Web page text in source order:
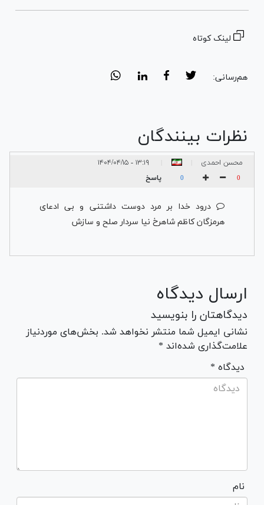
لینک کوتاه
هم‌رسانی:
نظرات بینندگان
محسن احمدی
پوری
۱۳:۱۹ - ۱۴۰۴/۰۴/۱۵
0
0 پاسخ
درود خدا بر مرد دوست داشتنی و بی ادعای
هرمزگان کاظم شاهرخ نیا سردار صلح و سازش
ارسال دیدگاه
دیدگاهتان را بنویسید
نشانی ایمیل شما منتشر نخواهد شد. بخش‌های موردنیاز
علامت‌گذاری شده‌اند *
* دیدگاه
نام